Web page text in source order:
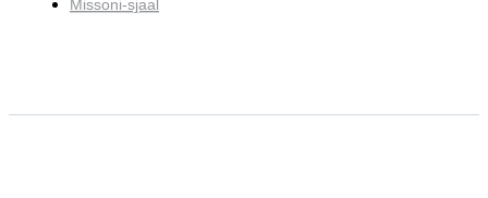
Missoni-sjaal